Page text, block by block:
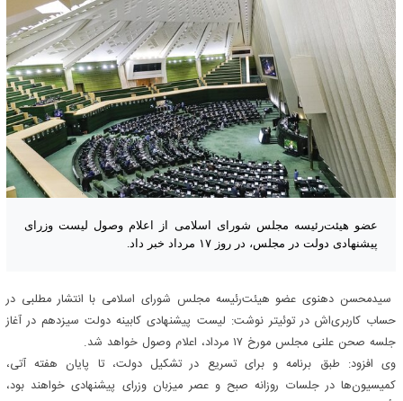
عضو هیئت‌رئیسه مجلس شورای اسلامی از اعلام وصول لیست وزرای
پیشنهادی دولت در مجلس، در روز ۱۷ مرداد خبر داد.
سیدمحسن دهنوی عضو هیئت‌رئیسه مجلس شورای اسلامی با انتشار مطلبی در
حساب کاربری‌اش در توئیتر نوشت: لیست پیشنهادی کابینه دولت سیزدهم در آغاز
جلسه صحن علنی مجلس مورخ ۱۷ مرداد، اعلام وصول خواهد شد.
وی افزود: طبق برنامه و برای تسریع در تشکیل دولت، تا پایان هفته آتی،
کمیسیون‌ها در جلسات روزانه صبح و عصر میزبان وزرای پیشنهادی خواهند بود،